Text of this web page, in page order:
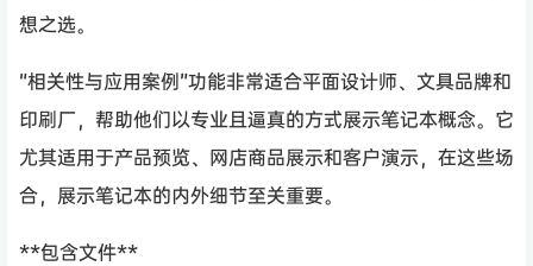
想之选。
“相关性与应用案例”功能非常适合平面设计师、文具品牌和
印刷厂，帮助他们以专业且逼真的方式展示笔记本概念。它
尤其适用于产品预览、网店商品展示和客户演示，在这些场
合，展示笔记本的内外细节至关重要。
**包含文件**